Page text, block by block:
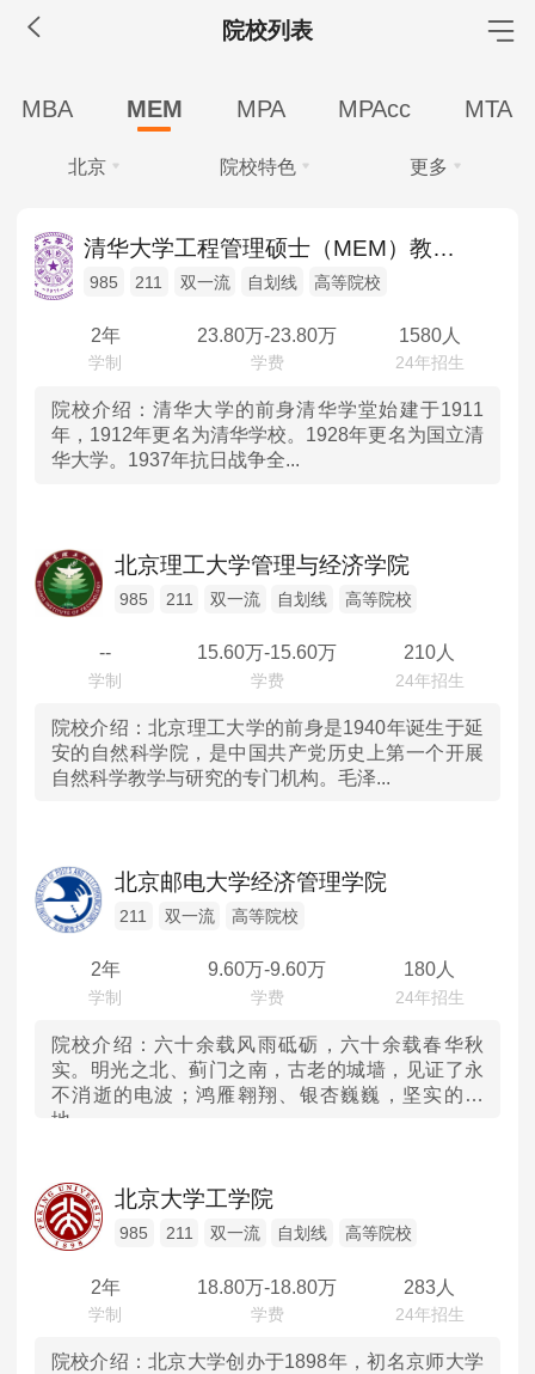
院校列表
考试报名
考试真题
招生简章
MEM工程管理
院校库 考试报名 招生政策 学制学费
考试真题
报考经验 招生简章
院校库 考试报名 招生政策 学制学费
报名流程
院校库 考试报名 招生政策 学制学费
MTA旅游管理
院校库 考试报名 招生政策 学制学费
报名流程
考试真题
报考经验 招生简章
MBA MEM MPA MPAcc MTA
北京
北京
河北
吉林
上海
江苏
安徽
江西
山东
湖北
广东
院校特色
985
双一流
自划线
更多
全部
全部
学习方式
全部 全日制 非全日制
清华大学工程管理硕士（MEM）教育中心
985 211 双一流 自划线 高等院校
2年 23.80万-23.80万 1580人
院校介绍： 清华大学的前身清华学堂始建于1911
年，1912年更名为清华学校。1928年更名为国立清
华大学。1937年抗日战争全...
北京理工大学管理与经济学院
985 211 双一流 自划线 高等院校
-- 15.60万-15.60万 210人
院校介绍： 北京理工大学的前身是1940年诞生于延
安的自然科学院，是中国共产党历史上第一个开展
自然科学教学与研究的专门机构。毛泽...
北京邮电大学经济管理学院
211 双一流 高等院校
2年 9.60万-9.60万 180人
院校介绍： 六十余载风雨砥砺，六十余载春华秋
实。明光之北、蓟门之南，古老的城墙，见证了永
不消逝的电波；鸿雁翱翔、银杏巍巍，坚实的土
地...
北京大学工学院
985 211 双一流 自划线 高等院校
2年 18.80万-18.80万 283人
院校介绍： 北京大学创办于1898年，初名京师大学